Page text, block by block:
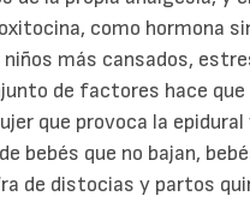
como hormona
más cansados,
de factores hace
que provoca la
bebés que no bajan,
de distocias y partos